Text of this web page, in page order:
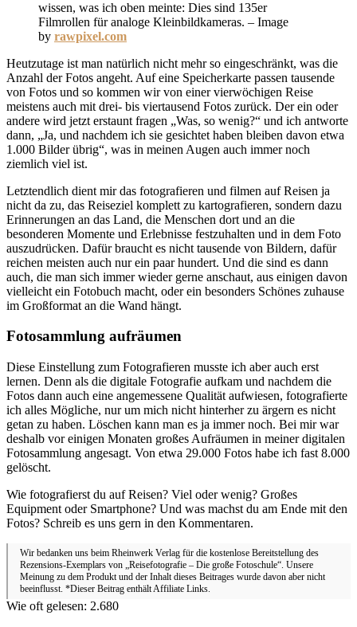
wissen, was ich oben meinte: Dies sind 135er
Filmrollen für analoge Kleinbildkameras. – Image
by rawpixel.com
Heutzutage ist man natürlich nicht mehr so eingeschränkt, was die
Anzahl der Fotos angeht. Auf eine Speicherkarte passen tausende
von Fotos und so kommen wir von einer vierwöchigen Reise
meistens auch mit drei- bis viertausend Fotos zurück. Der ein oder
andere wird jetzt erstaunt fragen „Was, so wenig?“ und ich antworte
dann, „Ja, und nachdem ich sie gesichtet haben bleiben davon etwa
1.000 Bilder übrig“, was in meinen Augen auch immer noch
ziemlich viel ist.
Letztendlich dient mir das fotografieren und filmen auf Reisen ja
nicht da zu, das Reiseziel komplett zu kartografieren, sondern dazu
Erinnerungen an das Land, die Menschen dort und an die
besonderen Momente und Erlebnisse festzuhalten und in dem Foto
auszudrücken. Dafür braucht es nicht tausende von Bildern, dafür
reichen meisten auch nur ein paar hundert. Und die sind es dann
auch, die man sich immer wieder gerne anschaut, aus einigen davon
vielleicht ein Fotobuch macht, oder ein besonders Schönes zuhause
im Großformat an die Wand hängt.
Fotosammlung aufräumen
Diese Einstellung zum Fotografieren musste ich aber auch erst
lernen. Denn als die digitale Fotografie aufkam und nachdem die
Fotos dann auch eine angemessene Qualität aufwiesen, fotografierte
ich alles Mögliche, nur um mich nicht hinterher zu ärgern es nicht
getan zu haben. Löschen kann man es ja immer noch. Bei mir war
deshalb vor einigen Monaten großes Aufräumen in meiner digitalen
Fotosammlung angesagt. Von etwa 29.000 Fotos habe ich fast 8.000
gelöscht.
Wie fotografierst du auf Reisen? Viel oder wenig? Großes
Equipment oder Smartphone? Und was machst du am Ende mit den
Fotos? Schreib es uns gern in den Kommentaren.
Wir bedanken uns beim Rheinwerk Verlag für die kostenlose Bereitstellung des
Rezensions-Exemplars von „Reisefotografie – Die große Fotoschule“. Unsere
Meinung zu dem Produkt und der Inhalt dieses Beitrages wurde davon aber nicht
beeinflusst. *Dieser Beitrag enthält Affiliate Links.
Wie oft gelesen: 2.680